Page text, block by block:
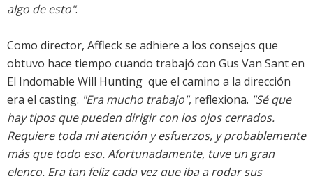
algo de esto".
Como director, Affleck se adhiere a los consejos que
obtuvo hace tiempo cuando trabajó con Gus Van Sant en
El Indomable Will Hunting  que el camino a la dirección
era el casting. "Era mucho trabajo", reflexiona. "Sé que
hay tipos que pueden dirigir con los ojos cerrados.
Requiere toda mi atención y esfuerzos, y probablemente
más que todo eso. Afortunadamente, tuve un gran
elenco. Era tan feliz cada vez que iba a rodar sus